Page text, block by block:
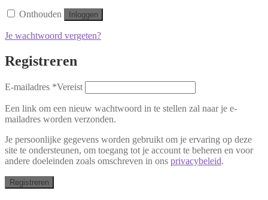
Onthouden Inloggen
Je wachtwoord vergeten?
Registreren
E-mailadres *Vereist
Een link om een nieuw wachtwoord in te stellen zal naar je e-
mailadres worden verzonden.
Je persoonlijke gegevens worden gebruikt om je ervaring op deze
site te ondersteunen, om toegang tot je account te beheren en voor
andere doeleinden zoals omschreven in ons privacybeleid.
Registreren